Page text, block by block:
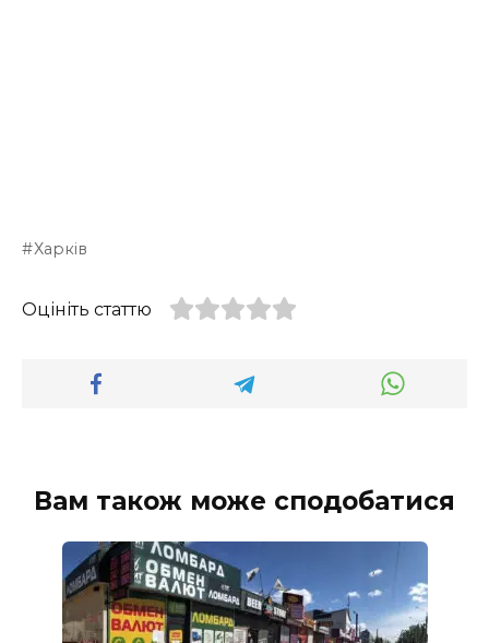
Харків
Оцініть статтю
Вам також може сподобатися